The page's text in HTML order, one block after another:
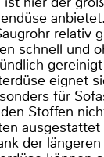
relativ
schnell und
eignet
für
Stoffen
ausgestattet
der